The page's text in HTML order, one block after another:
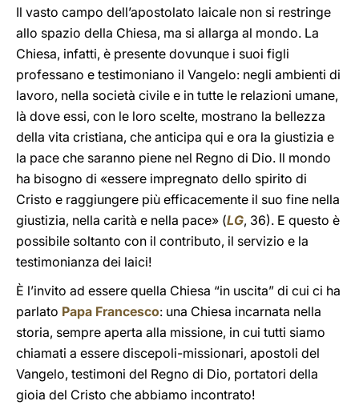
Il vasto campo dell’apostolato laicale non si restringe
allo spazio della Chiesa, ma si allarga al mondo. La
Chiesa, infatti, è presente dovunque i suoi figli
professano e testimoniano il Vangelo: negli ambienti di
lavoro, nella società civile e in tutte le relazioni umane,
là dove essi, con le loro scelte, mostrano la bellezza
della vita cristiana, che anticipa qui e ora la giustizia e
la pace che saranno piene nel Regno di Dio. Il mondo
ha bisogno di «essere impregnato dello spirito di
Cristo e raggiungere più efficacemente il suo fine nella
giustizia, nella carità e nella pace» (LG, 36). E questo è
possibile soltanto con il contributo, il servizio e la
testimonianza dei laici!
È l’invito ad essere quella Chiesa “in uscita” di cui ci ha
parlato Papa Francesco: una Chiesa incarnata nella
storia, sempre aperta alla missione, in cui tutti siamo
chiamati a essere discepoli-missionari, apostoli del
Vangelo, testimoni del Regno di Dio, portatori della
gioia del Cristo che abbiamo incontrato!